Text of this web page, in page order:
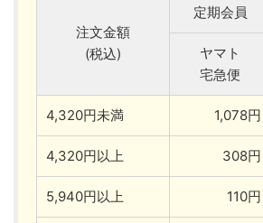
注文金額
(税込)
定期会員
ヤマト
宅急便
4,320円未満 1,078円
4,320円以上 308円
5,940円以上 110円